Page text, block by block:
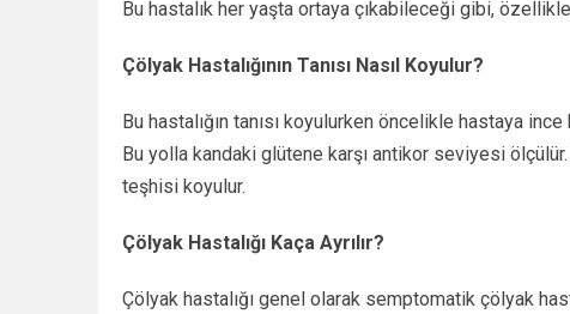
Bu hastalık her yaşta ortaya çıkabileceği gibi,
Çölyak Hastalığının Tanısı Nasıl Koyulur?
Bu hastalığın tanısı koyulurken öncelikle hastaya
Bu yolla kandaki glütene karşı antikor seviyesi
teşhisi koyulur.
Çölyak Hastalığı Kaça Ayrılır?
Çölyak hastalığı genel olarak semptomatik çölyak